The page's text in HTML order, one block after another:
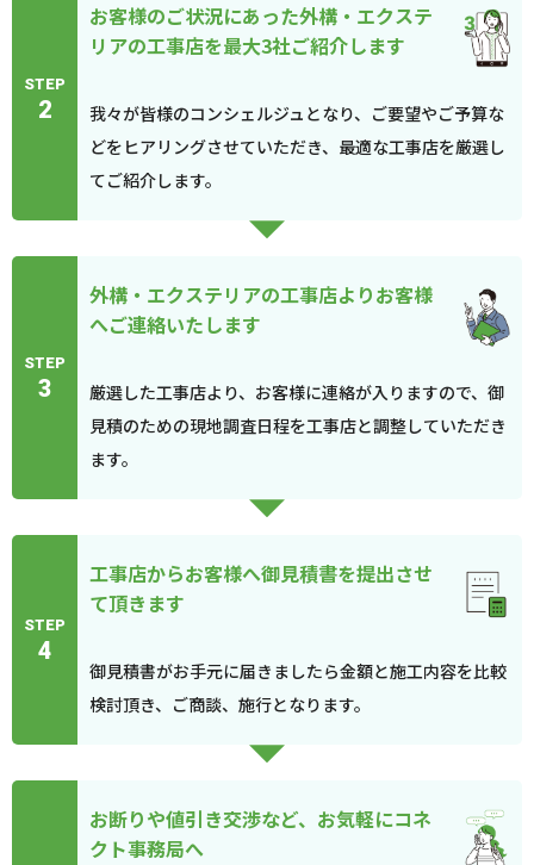
STEP
2
お客様のご状況にあった外構・エクステ
リアの工事店を最大3社ご紹介します
我々が皆様のコンシェルジュとなり、ご要望やご予算な
どをヒアリングさせていただき、最適な工事店を厳選し
てご紹介します。
STEP
3
外構・エクステリアの工事店よりお客様
へご連絡いたします
厳選した工事店より、お客様に連絡が入りますので、御
見積のための現地調査日程を工事店と調整していただき
ます。
STEP
4
工事店からお客様へ御見積書を提出させ
て頂きます
御見積書がお手元に届きましたら金額と施工内容を比較
検討頂き、ご商談、施行となります。
お断りや値引き交渉など、お気軽にコネ
クト事務局へ